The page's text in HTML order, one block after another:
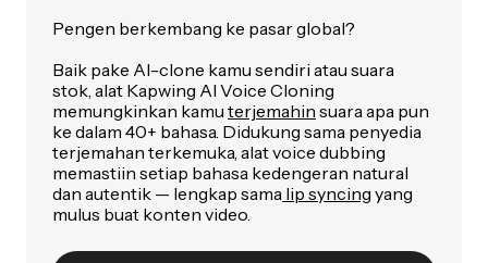
Pengen berkembang ke pasar global?
Baik pake AI-clone kamu sendiri atau suara
stok, alat Kapwing AI Voice Cloning
memungkinkan kamu terjemahin suara apa pun
ke dalam 40+ bahasa. Didukung sama penyedia
terjemahan terkemuka, alat voice dubbing
memastiin setiap bahasa kedengeran natural
dan autentik — lengkap sama lip syncing yang
mulus buat konten video.